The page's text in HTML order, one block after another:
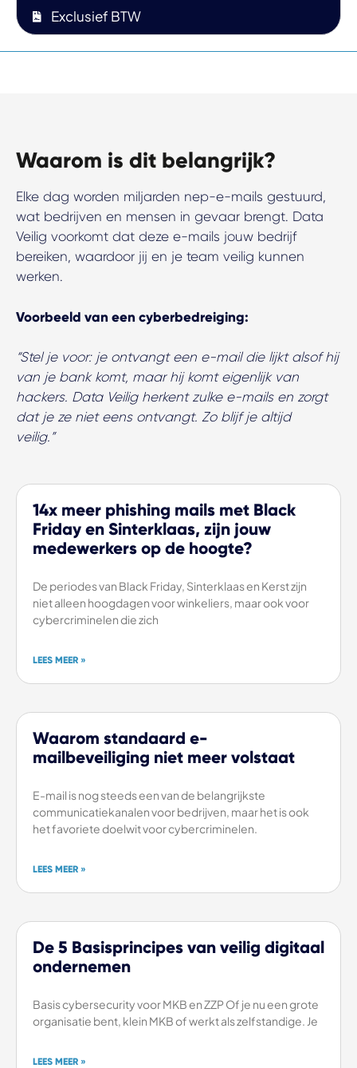
Exclusief BTW
Waarom is dit belangrijk?
Elke dag worden miljarden nep-e-mails gestuurd,
wat bedrijven en mensen in gevaar brengt. Data
Veilig voorkomt dat deze e-mails jouw bedrijf
bereiken, waardoor jij en je team veilig kunnen
werken.
Voorbeeld van een cyberbedreiging:
“Stel je voor: je ontvangt een e-mail die lijkt alsof hij
van je bank komt, maar hij komt eigenlijk van
hackers. Data Veilig herkent zulke e-mails en zorgt
dat je ze niet eens ontvangt. Zo blijf je altijd
veilig.”
14x meer phishing mails met Black
Friday en Sinterklaas, zijn jouw
medewerkers op de hoogte?
De periodes van Black Friday, Sinterklaas en Kerst zijn
niet alleen hoogdagen voor winkeliers, maar ook voor
cybercriminelen die zich
LEES MEER »
Waarom standaard e-
mailbeveiliging niet meer volstaat
E-mail is nog steeds een van de belangrijkste
communicatiekanalen voor bedrijven, maar het is ook
het favoriete doelwit voor cybercriminelen.
LEES MEER »
De 5 Basisprincipes van veilig digitaal
ondernemen
Basis cybersecurity voor MKB en ZZP Of je nu een grote
organisatie bent, klein MKB of werkt als zelfstandige. Je
LEES MEER »